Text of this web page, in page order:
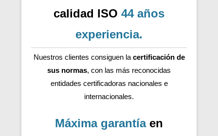
calidad ISO 44 años
experiencia.
Nuestros clientes consiguen la certificación de
sus normas, con las más reconocidas
entidades certificadoras nacionales e
internacionales.
Máxima garantíaen